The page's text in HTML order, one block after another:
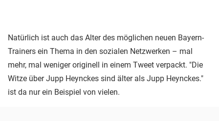
Natürlich ist auch das Alter des möglichen neuen Bayern-
Trainers ein Thema in den sozialen Netzwerken – mal
mehr, mal weniger originell in einem Tweet verpackt. "Die
Witze über Jupp Heynckes sind älter als Jupp Heynckes."
ist da nur ein Beispiel von vielen.